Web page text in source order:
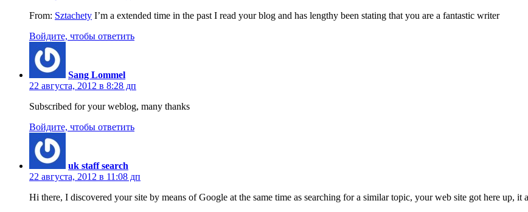
From: Sztachety I’m a extended time in the past I read your blog and has lengthy been stating that you are a fantastic writer
Войдите, чтобы ответить
Sang Lommel
22 августа, 2012 в 8:28 дп
Subscribed for your weblog, many thanks
Войдите, чтобы ответить
uk staff search
22 августа, 2012 в 11:08 дп
Hi there, I discovered your site by means of Google at the same time as searching for a similar topic, your web site got here up,